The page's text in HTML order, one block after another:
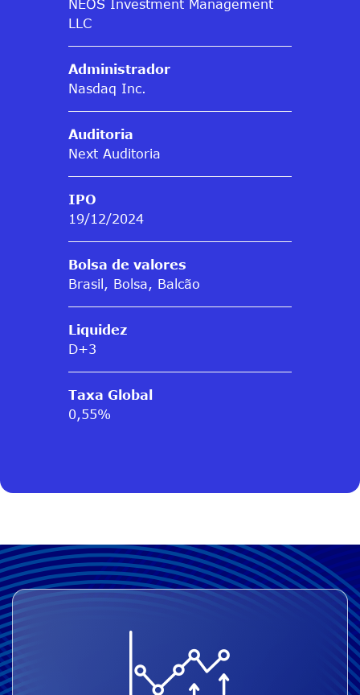
NEOS Investment Management
LLC
Administrador
Nasdaq Inc.
Auditoria
Next Auditoria
IPO
19/12/2024
Bolsa de valores
Brasil, Bolsa, Balcão
Liquidez
D+3
Taxa Global
0,55%